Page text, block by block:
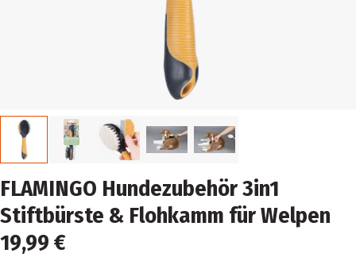
FLAMINGO Hundezubehör 3in1
Stiftbürste & Flohkamm für Welpen
19,99 €